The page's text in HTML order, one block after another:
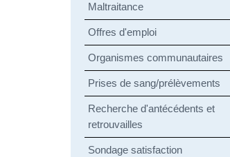
Maltraitance
Offres d'emploi
Organismes communautaires
Prises de sang/prélèvements
Recherche d'antécédents et
retrouvailles
Sondage satisfaction